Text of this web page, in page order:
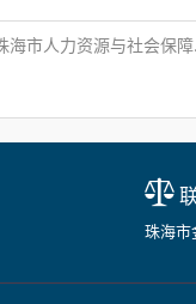
珠
珠海市